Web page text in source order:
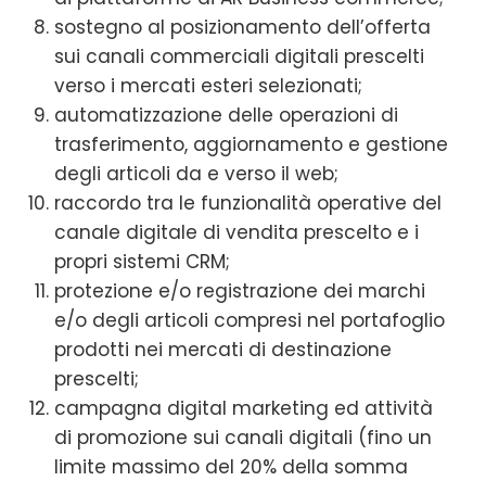
sostegno al posizionamento dell’offerta
sui canali commerciali digitali prescelti
verso i mercati esteri selezionati;
automatizzazione delle operazioni di
trasferimento, aggiornamento e gestione
degli articoli da e verso il web;
raccordo tra le funzionalità operative del
canale digitale di vendita prescelto e i
propri sistemi CRM;
protezione e/o registrazione dei marchi
e/o degli articoli compresi nel portafoglio
prodotti nei mercati di destinazione
prescelti;
campagna digital marketing ed attività
di promozione sui canali digitali (fino un
limite massimo del 20% della somma